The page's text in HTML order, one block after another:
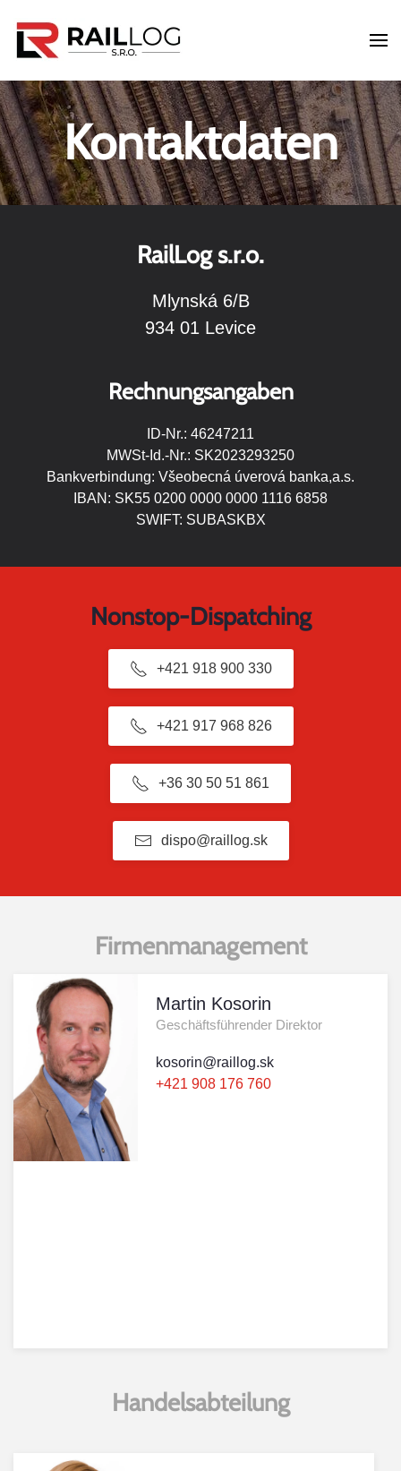
Skip to main content
Kontaktdaten
RailLog s.r.o.
Mlynská 6/B
934 01 Levice
Rechnungsangaben
ID-Nr.: 46247211
MWSt-Id.-Nr.: SK2023293250
Bankverbindung: Všeobecná úverová banka,a.s.
IBAN: SK55 0200 0000 0000 1116 6858
SWIFT: SUBASKBX
Nonstop-Dispatching
+421 918 900 330
+421 917 968 826
+36 30 50 51 861
dispo@raillog.sk
Firmenmanagement
Martin Kosorin
Geschäftsführender Direktor
kosorin@raillog.sk
+421 908 176 760
Handelsabteilung